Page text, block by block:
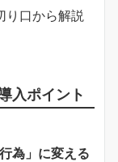
り口から解説
入ポイント
為」に変える